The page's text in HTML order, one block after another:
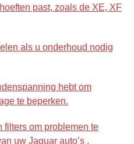
past, zoals de XE, XF
als u onderhoud nodig
hebt om
te beperken.
filters om problemen te
uw Jaguar auto’s .